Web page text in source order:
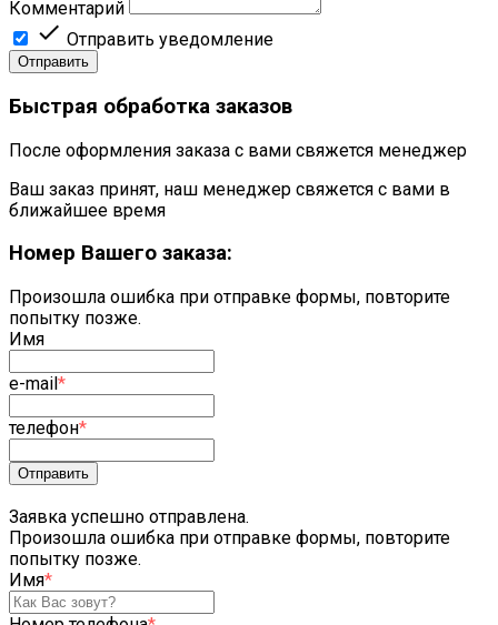
Комментарий
 Отправить уведомление
Отправить
Быстрая обработка заказов
После оформления заказа с вами свяжется менеджер
Ваш заказ принят, наш менеджер свяжется с вами в
ближайшее время
Номер Вашего заказа:
Произошла ошибка при отправке формы, повторите
попытку позже.
Имя
e-mail *
телефон*
Отправить
Заявка успешно отправлена.
Произошла ошибка при отправке формы, повторите
попытку позже.
Имя*